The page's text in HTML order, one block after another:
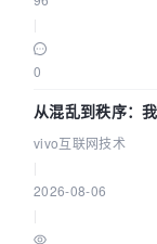
0
从混乱到秩序：
体系
vivo互联网技术
2026-08-06